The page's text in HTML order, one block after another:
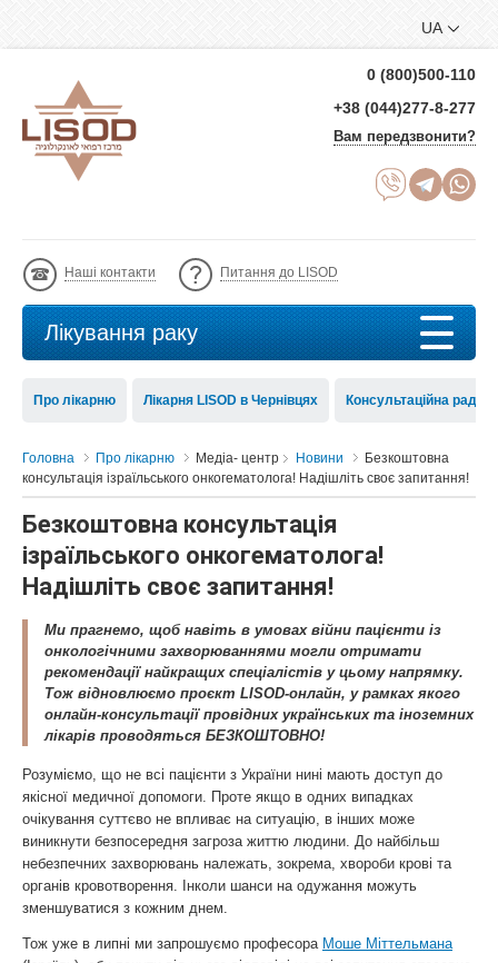
UA
0 (800)500-110
+38 (044)277-8-277
Вам передзвонити?
Наші контакти Питання до LISOD
Лікування раку
Про лікарню Лікарня LISOD в Чернівцях Консультаційна рада
Головна Про лікарню Медіа- центр Новини
Безкоштовна
консультація ізраїльського онкогематолога! Надішліть своє запитання!
Безкоштовна консультація
ізраїльського онкогематолога!
Надішліть своє запитання!
Ми прагнемо, щоб навіть в умовах війни пацієнти із
онкологічними захворюваннями могли отримати
рекомендації найкращих спеціалістів у цьому напрямку.
Тож відновлюємо проєкт LISOD-онлайн, у рамках якого
онлайн-консультації провідних українських та іноземних
лікарів проводяться БЕЗКОШТОВНО!
Розуміємо, що не всі пацієнти з України нині мають доступ до
якісної медичної допомоги. Проте якщо в одних випадках
очікування суттєво не впливає на ситуацію, в інших може
виникнути безпосередня загроза життю людини. До найбільш
небезпечних захворювань належать, зокрема, хвороби крові та
органів кровотворення. Інколи шанси на одужання можуть
зменшуватися з кожним днем.
Тож уже в липні ми запрошуємо професора Моше Міттельмана